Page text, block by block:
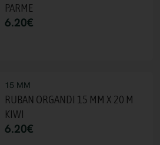
PARME
6.20€
15 MM
RUBAN ORGANDI 15 MM X 20 M
KIWI
6.20€